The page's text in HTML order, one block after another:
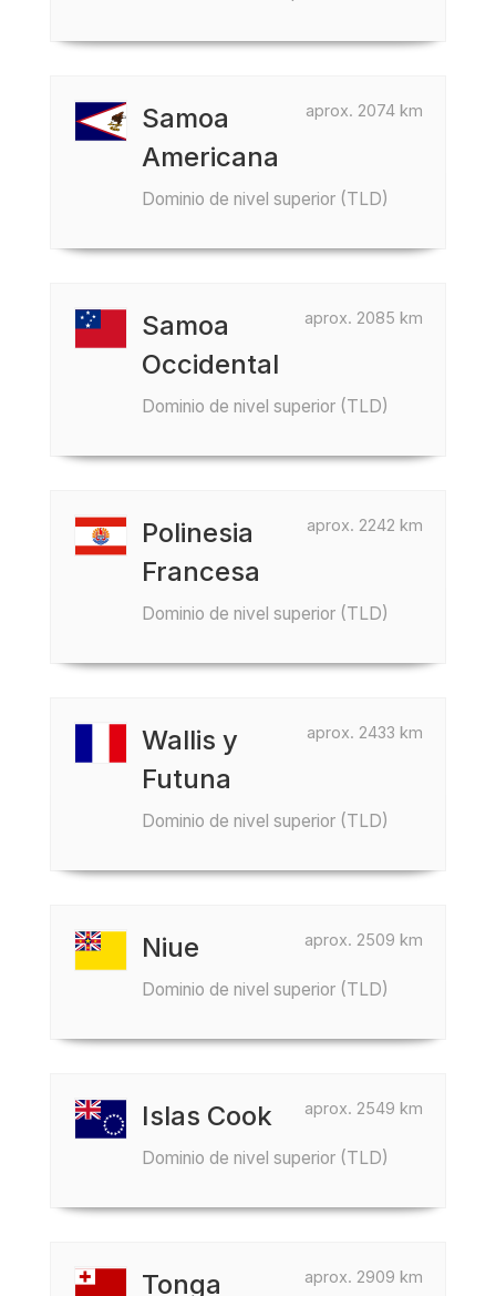
aprox. 2074 km
Samoa
Americana
Dominio de nivel superior (TLD)
aprox. 2085 km
Samoa
Occidental
Dominio de nivel superior (TLD)
aprox. 2242 km
Polinesia
Francesa
Dominio de nivel superior (TLD)
aprox. 2433 km
Wallis y
Futuna
Dominio de nivel superior (TLD)
aprox. 2509 km
Niue
Dominio de nivel superior (TLD)
aprox. 2549 km
Islas Cook
Dominio de nivel superior (TLD)
aprox. 2909 km
Tonga